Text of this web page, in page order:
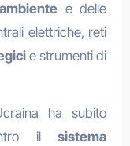
e delle
elettriche, reti
e strumenti di
ha subito
ilsistema